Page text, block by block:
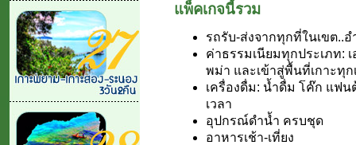
แพ็คเกจนี้รวม
รถรับ-ส่งจากทุกที่ในเขต..อ
ค่าธรรมเนียมทุกประเภท:
พม่า และเข้าสู่พื้นที่เกาะทุก
เครื่องดื่ม: น้ำดื่ม โค๊ก แฟน
เวลา
อุปกรณ์ดำน้ำ ครบชุด
อาหารเช้า-เที่ยง